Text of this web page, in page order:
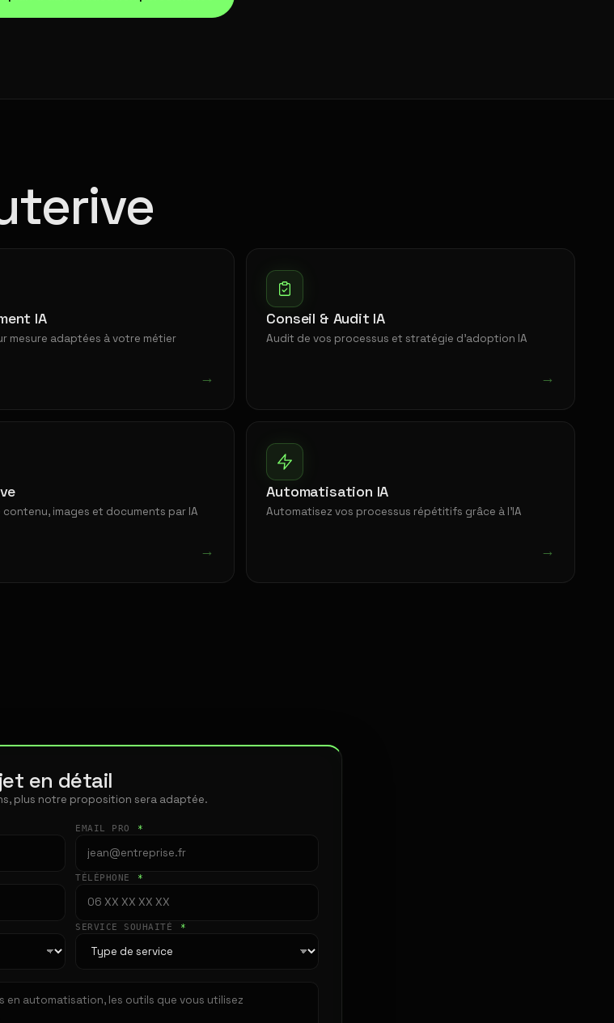
IA
mesure adaptées à votre métier
→
Conseil & Audit IA
Audit de vos processus et stratégie d'adoption IA
→
contenu, images et documents par IA
→
Automatisation IA
Automatisez vos processus répétitifs grâce à l'IA
→
en détail
plus notre proposition sera adaptée.
EMAIL PRO *
TÉLÉPHONE *
SERVICE SOUHAITÉ *